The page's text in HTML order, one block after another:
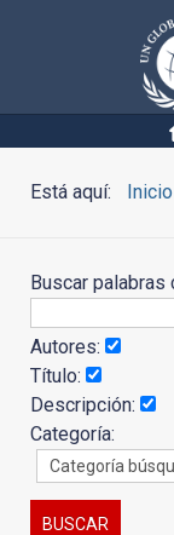
Está aquí: Inicio
Buscar palabras
Autores:
Título:
Descripción:
Categoría: